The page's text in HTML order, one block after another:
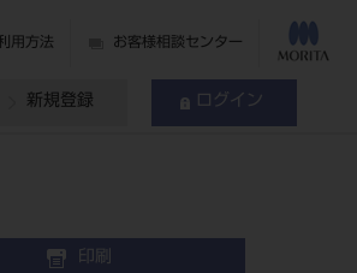
用方法 お客様相談センター
新規登録 ログイン
印刷